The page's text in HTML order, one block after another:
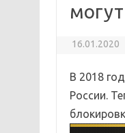
16.01.2020
В 2018
России.